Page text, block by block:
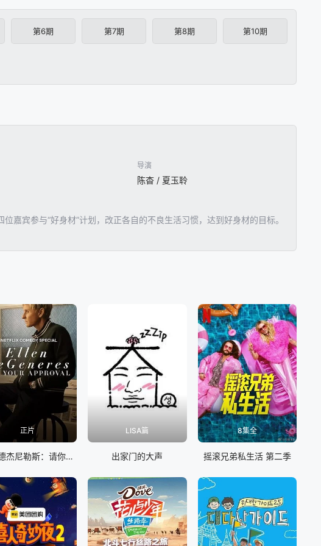
第6期 第7期 第8期 第10期
导演
陈杳 / 夏玉聆
嘉宾参与“好身材”计划，改正各自的不良生活习惯，达到好身材的目标。
正片
艾伦·德杰尼勒斯：请你许可
LISA篇
出家门的大声
8集全
摇滚兄弟私生活 第二季